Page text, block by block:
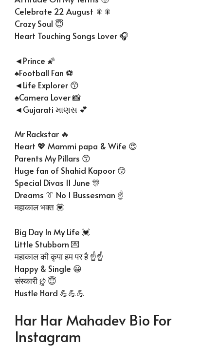
Celebrate 22 August 🎇🎇
Crazy Soul 😇
Heart Touching Songs Lover 🎧
◄Prince 🌠
♠Football Fan ⚽
◄Life Explorer 😙
♠Camera Lover 📸
◄Gujarati માણસ 💕
Mr Rackstar 🔥
Heart 💖 Mammi papa & Wife 😍
Parents My Pillars 😙
Huge fan of Shahid Kapoor 😙
Special Divas 11 June 🎊
Dreams 👔 No 1 Bussesman ☝
महाकाल भक्त 💟
Big Day In My Life 💓
Little Stubborn 💌
महाकाल की कृपा हम पर है ☝☝
Happy & Single 😀
संस्कारी છું 😇
Hustle Hard 💪💪💪
Har Har Mahadev Bio For
Instagram